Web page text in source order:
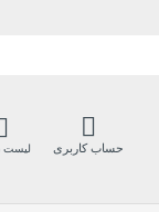
حساب کاربری لیست